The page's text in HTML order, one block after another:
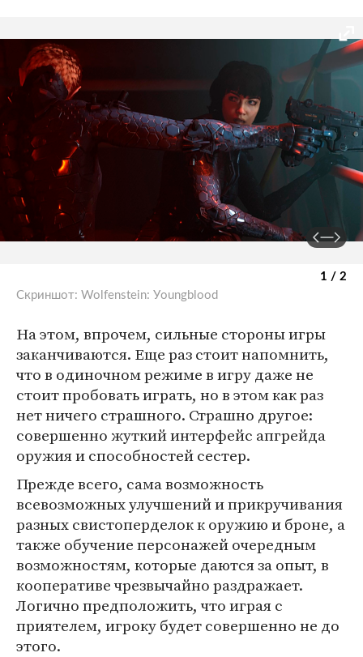
1 / 2
Скриншот: Wolfenstein: Уoungblood
На этом, впрочем, сильные стороны игры
заканчиваются. Еще раз стоит напомнить,
что в одиночном режиме в игру даже не
стоит пробовать играть, но в этом как раз
нет ничего страшного. Страшно другое:
совершенно жуткий интерфейс апгрейда
оружия и способностей сестер.
Прежде всего, сама возможность
всевозможных улучшений и прикручивания
разных свистоперделок к оружию и броне, а
также обучение персонажей очередным
возможностям, которые даются за опыт, в
кооперативе чрезвычайно раздражает.
Логично предположить, что играя с
приятелем, игроку будет совершенно не до
этого.